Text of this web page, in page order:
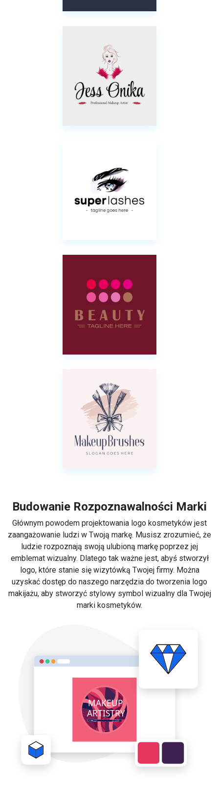
Budowanie Rozpoznawalności Marki
Głównym powodem projektowania logo kosmetyków jest
zaangażowanie ludzi w Twoją markę. Musisz zrozumieć, że
ludzie rozpoznają swoją ulubioną markę poprzez jej
emblemat wizualny. Dlatego tak ważne jest, abyś stworzył
logo, które stanie się wizytówką Twojej firmy. Można
uzyskać dostęp do naszego narzędzia do tworzenia logo
makijażu, aby stworzyć stylowy symbol wizualny dla Twojej
marki kosmetyków.